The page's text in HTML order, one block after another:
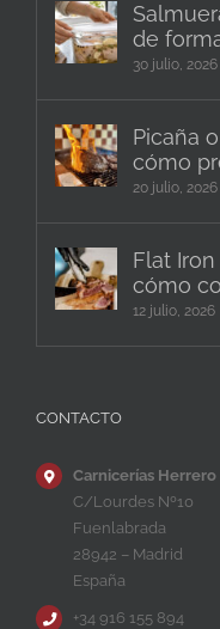
de
30 julio, 2026
Picaña
cómo
20 julio, 2026
Flat
cómo
12 julio, 2026
CONTACTO
Carnicerías Herrero
C/Lourdes Nº10
Fuenlabrada
28942 – Madrid
España
+34 916 155 894